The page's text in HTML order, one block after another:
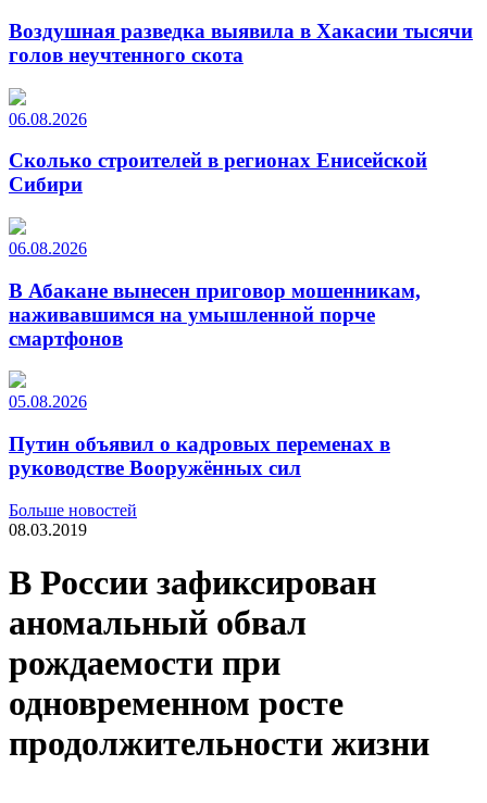
Воздушная разведка выявила в Хакасии тысячи
голов неучтенного скота
06.08.2026
Сколько строителей в регионах Енисейской
Сибири
06.08.2026
В Абакане вынесен приговор мошенникам,
наживавшимся на умышленной порче
смартфонов
05.08.2026
Путин объявил о кадровых переменах в
руководстве Вооружённых сил
Больше новостей
08.03.2019
В России зафиксирован
аномальный обвал
рождаемости при
одновременном росте
продолжительности жизни